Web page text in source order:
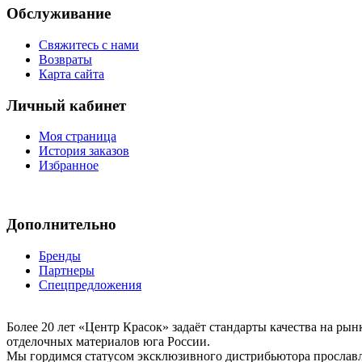
Обслуживание
Свяжитесь с нами
Возвраты
Карта сайта
Личный кабинет
Моя страница
История заказов
Избранное
Дополнительно
Бренды
Партнеры
Спецпредложения
Более 20 лет «Центр Красок» задаёт стандарты качества на
отделочных материалов юга России.
Мы гордимся статусом эксклюзивного дистрибьютора